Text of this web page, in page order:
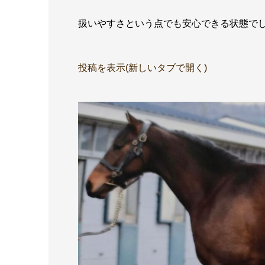
扱いやすさという点でも安心できる状態で
投稿を表示(新しいタブで開く)